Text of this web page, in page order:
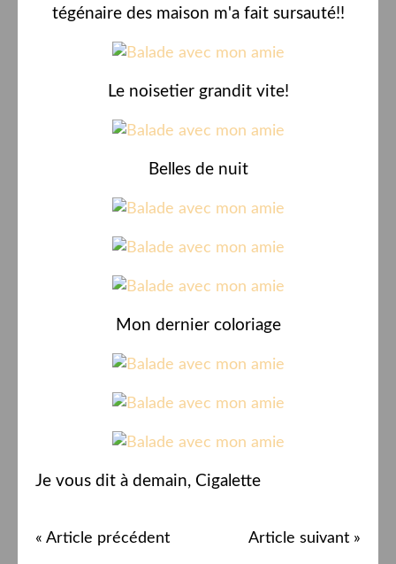
tégénaire des maison m'a fait sursauté!!
Le noisetier grandit vite!
Belles de nuit
Mon dernier coloriage
Je vous dit à demain, Cigalette
« Article précédent Article suivant »